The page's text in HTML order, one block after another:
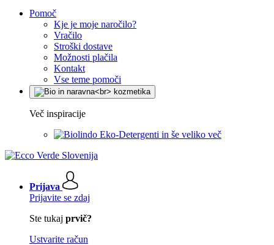
Pomoč
Kje je moje naročilo?
Vračilo
Stroški dostave
Možnosti plačila
Kontakt
Vse teme pomoči
Več inspiracije
Eko-Detergenti in še veliko več
Prijava
Prijavite se zdaj
Ste tukaj prvič?
Ustvarite račun